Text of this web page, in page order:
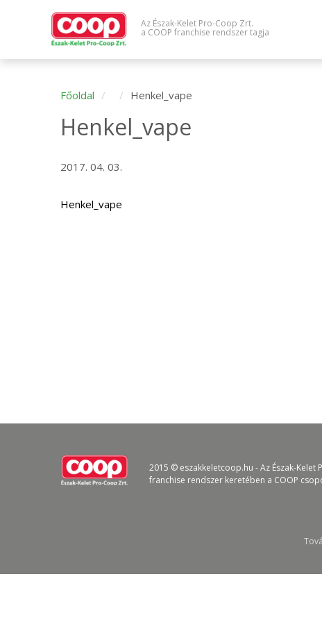
Az Észak-Kelet Pro-Coop Zrt.
a COOP franchise rendszer tagja
Főoldal Henkel_vape
Henkel_vape
2017. 04. 03.
Henkel_vape
2015 © eszakkeletcoop.hu - Az Észak-Kelet
franchise rendszer keretében a COOP